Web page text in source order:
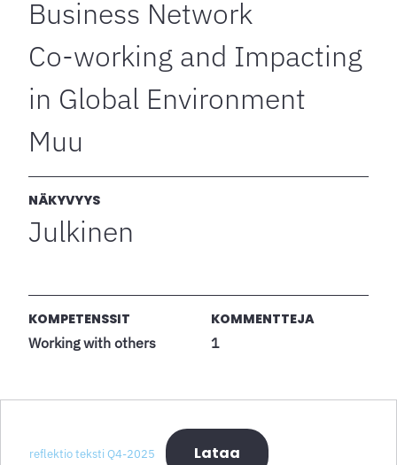
Business Network
Co-working and Impacting
in Global Environment
Muu
NÄKYVYYS
Julkinen
KOMPETENSSIT
Working with others
KOMMENTTEJA
1
reflektio teksti Q4-2025 Lataa